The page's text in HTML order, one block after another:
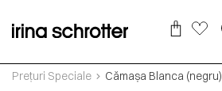
Prețuri Speciale Cămașa Blanca (negru)